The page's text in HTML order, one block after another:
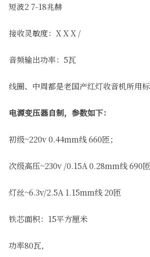
短波2 7-18兆赫
接收灵敏度：X X X /
音频输出功率：5瓦
线圈、中周都是老国产红灯收音机所用
电源变压器自制，参数如下：
初级~220v 0.44mm线 660匝；
次级高压~230v /0.15A 0.28mm线 690匝
灯丝~6.3v/2.5A 1.15mm线 20匝
铁芯面积：15平方厘米
功率80瓦，